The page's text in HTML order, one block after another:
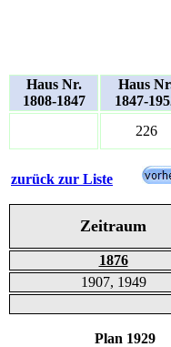
Haus Nr.
1808-1847
Haus
1847-
226
zurück zur Liste
Zeitraum
1876
1907, 1949
Plan